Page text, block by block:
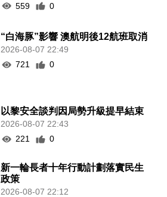
559
0
“白海豚”影響 澳航明後12航班取消
2026-08-07 22:49
721
0
以黎安全談判因局勢升級提早結束
2026-08-07 22:43
221
0
新一輪長者十年行動計劃落實民生
政策
2026-08-07 22:12